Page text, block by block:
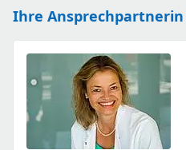
Ihre Ansprechpartnerin